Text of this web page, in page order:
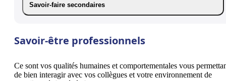
Savoir-faire secondaires
Savoir-être professionnels
Ce sont vos qualités humaines et comportementales vous
de bien interagir avec vos collègues et votre environnement de